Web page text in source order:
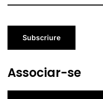
Subscriure
Associar-se